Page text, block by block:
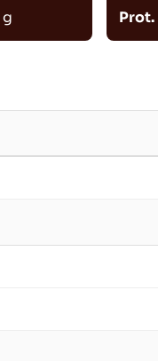
g Prot.